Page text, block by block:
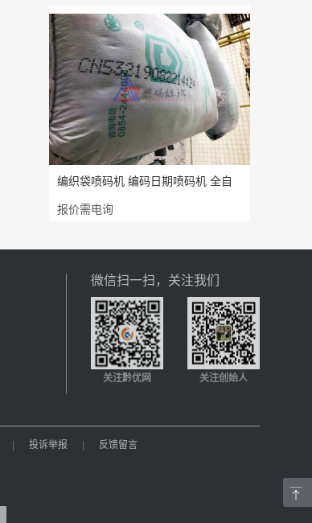
编织袋喷码机 编码日期喷码机 全自
报价需电询
微信扫一扫，关注我们
关注黔优网 关注创始人
| 投诉举报 |
反馈留言